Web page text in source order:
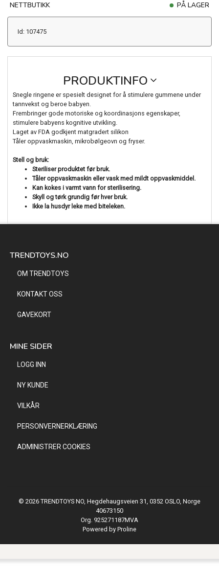
NETTBUTIKK PÅ LAGER
Id: 107475
PRODUKTINFO
Snegle ringene er spesielt designet for å stimulere gummene under
tannvekst og beroe babyen.
Frembringer gode motoriske og koordinasjons egenskaper,
stimulere babyens kognitive utvikling.
Laget av FDA godkjent matgradert silikon
Tåler oppvaskmaskin, mikrobølgeovn og fryser.
Stell og bruk:
Steriliser produktet før bruk.
Tåler oppvaskmaskin eller vask med mildt oppvaskmiddel.
Kan kokes i varmt vann for sterilisering.
Skyll og tørk grundig før hver bruk.
Ikke la husdyr leke med biteleken.
TRENDTOYS.NO
OM TRENDTOYS
KONTAKT OSS
GAVEKORT
MINE SIDER
LOGG INN
NY KUNDE
VILKÅR
PERSONVERNERKLÆRING
ADMINISTRER COOKIES
© 2026 TRENDTOYS NO, Hegdehaugsveien 31, 0352 OSLO, Norge
40673150
Org. 925271187MVA
Powered by Proline